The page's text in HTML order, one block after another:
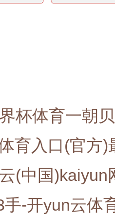
杯体育一朝
育入口(官方
(中国)kaiyun
-开yun云体